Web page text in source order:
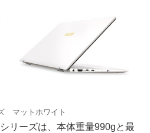
マットホワイト
リーズは、本体重量990gと最